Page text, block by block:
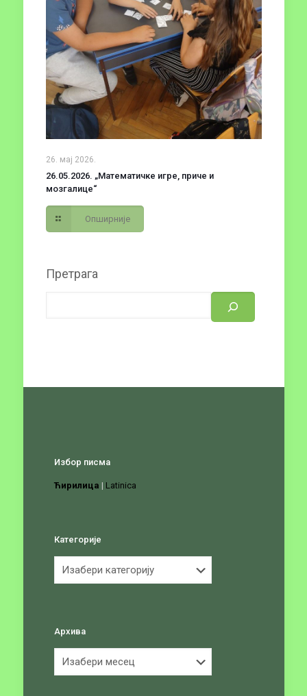
26. мај 2026.
26.05.2026. „Математичке игре, приче и
мозгалице“
Опширније
Претрага
Избор писма
Ћирилица | Latinica
Категорије
Архива